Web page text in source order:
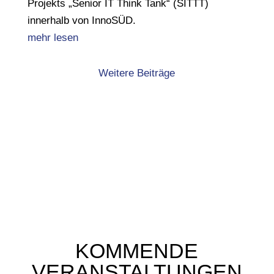
Projekts „Senior IT Think Tank“ (SITTT)
innerhalb von InnoSÜD.
mehr lesen
Weitere Beiträge
KOMMENDE